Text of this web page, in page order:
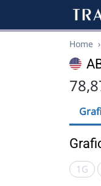
Home ›
1G